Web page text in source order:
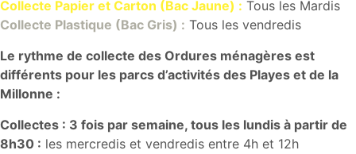
Collecte Papier et Carton (Bac Jaune) : Tous les Mardis
Collecte Plastique (Bac Gris) : Tous les vendredis
Le rythme de collecte des Ordures ménagères est
différents pour les parcs d’activités des Playes et de la
Millonne :
Collectes : 3 fois par semaine, tous les lundis à partir de
8h30 : les mercredis et vendredis entre 4h et 12h